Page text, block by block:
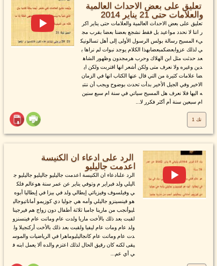
تعليق على بعض الاحداث العالمية
والعلامات حتى 21 يناير 2014
تعليق على بعض الاحداث العالمية والعلامات حتى يناير اكر
ر اننا لا نحدد مواعيد بل فقط نشجع بعضنا بعضا بقرب مج
يء المسيح رسالة بولس الرسول الأولى إلى أهل تسالونيك
ي لذلك عزوابعضكمبعضابهذا الكلام يوجد نبوات لم نراها ب
عد حدثت مثل ابن الهلاك وحرب هرمجدون وظهور الشاه
دين وغيره ولا نعرف متى ولكن أشعر انها اقتربت ولكن اي
ضا علامات كثيرة من التي قال عنها الكتاب انها في الزمان
الاخير وفي الجيل الأخير بدأت تحدث بوضوح ويجب أن ننتب
ه اليها فلا نعرف هل المسيح سياتي في سنة ام سبع سنين
ام سبعين سنة أم أكثر فكرر لا...
تك 1
الرد على ادعاء ان الكنيسة
اعدمت جاليليو
الرد علىادعاء ان الكنيسة اعدمت جاليليو جاليليو جاليليو ج
اليلي ولد فبراير م وتوفي يناير عن عمر سنة هوعالم فلك
ي وفيلسوف وفيزيائي إيطالي ولد في بيزا في إيطاليا أبوه
هو فينسينزو جاليلي وأمه هي جوليا دي كوزيمو أماناتيوجالي
ليوأنجب من مارينا جامبا ثلاثة أطفال دون زواج هم فيرجينا
لقبت بعد ذلك بالأخت ماريا ولدت عام وماتت عام فينسنزو
ولد عام ومات عام ليفيا ولقبت بعد ذلك بالأخت أركنجيلا ول
دت عام وماتت عام كانجاليليوماهرا في الرياضيات والموس
يقى لكنه كان رقيق الحال لذلك اعتزم والده ألا يعمل ابنه ف
ي أي عم...